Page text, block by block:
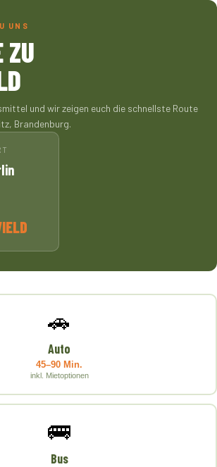
UNS
ZU
und wir zeigen euch die schnellste Route
Brandenburg.
🚗
Auto
45–90 Min.
inkl. Mietoptionen
🚌
Bus